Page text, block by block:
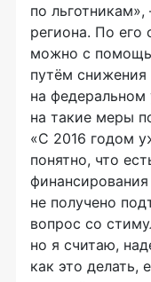
по
региона. По его
можно с
путём снижения
на федеральном
на такие меры
«С 2016 годом
понятно, что
не получено
вопрос со
но я считаю,
как это делать,